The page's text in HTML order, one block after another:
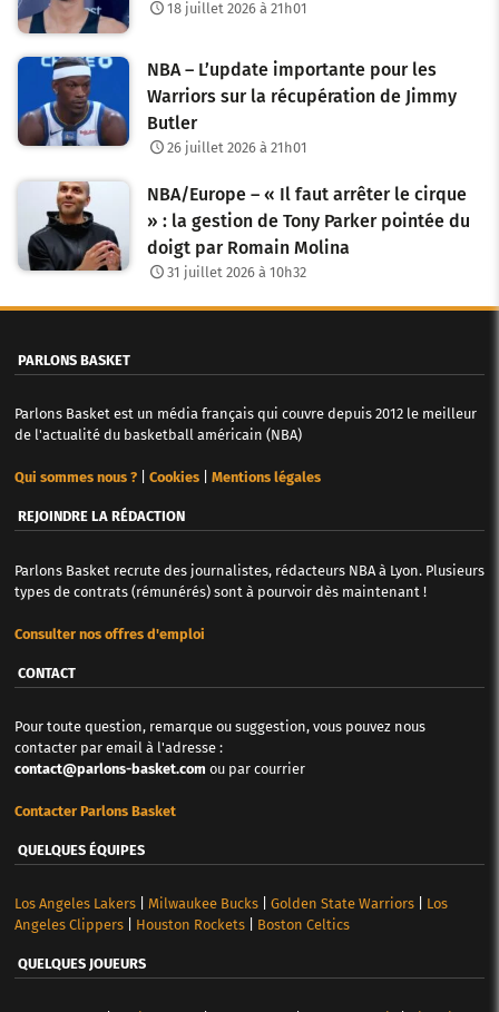
e
s
r
c
s
18 juillet 2026 à 21h01
NBA – L’update importante pour les
Warriors sur la récupération de Jimmy
Butler
26 juillet 2026 à 21h01
NBA/Europe – « Il faut arrêter le cirque
» : la gestion de Tony Parker pointée du
doigt par Romain Molina
31 juillet 2026 à 10h32
PARLONS BASKET
Parlons Basket est un média français qui couvre depuis 2012 le meilleur
de l'actualité du basketball américain (NBA)
Qui sommes nous ?| Cookies| Mentions légales
REJOINDRE LA RÉDACTION
Parlons Basket recrute des journalistes, rédacteurs NBA à Lyon. Plusieurs
types de contrats (rémunérés) sont à pourvoir dès maintenant !
Consulter nos offres d'emploi
CONTACT
Pour toute question, remarque ou suggestion, vous pouvez nous
contacter par email à l'adresse :
contact@parlons-basket.com ou par courrier
Contacter Parlons Basket
QUELQUES ÉQUIPES
Los Angeles Lakers| Milwaukee Bucks| Golden State Warriors| Los
Angeles Clippers| Houston Rockets| Boston Celtics
QUELQUES JOUEURS